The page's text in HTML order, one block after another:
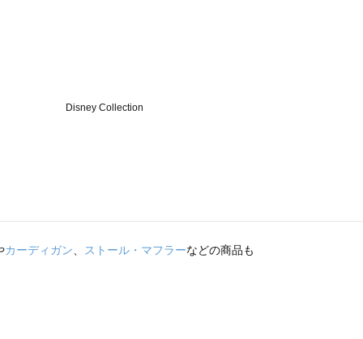
カーディガン ストール・マフラーなどの商品も